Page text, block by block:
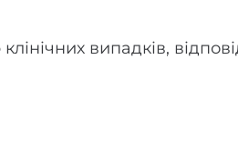
випадків,